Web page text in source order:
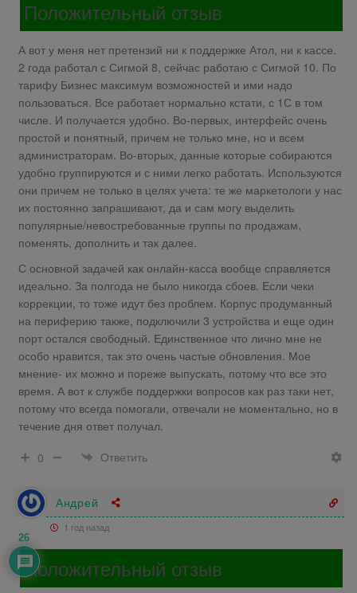
Положительный отзыв
А вот у меня нет претензий ни к поддержке Атол, ни к кассе.
2 года работал с Сигмой 8, сейчас работаю с Сигмой 10. По
тарифу Бизнес максимум возможностей и ими надо
пользоваться. Все работает нормально кстати, с 1С в том
числе. И получается удобно. Во-первых, интерфейс очень
простой и понятный, причем не только мне, но и всем
администраторам. Во-вторых, данные которые собираются
удобно группируются и с ними легко работать. Используются
они причем не только в целях учета: те же маркетологи у нас
их постоянно запрашивают, да и сам могу выделить
популярные/невостребованные группы по продажам,
поменять, дополнить и так далее.
С основной задачей как онлайн-касса вообще справляется
идеально. За полгода не было никогда сбоев. Если чеки
коррекции, то тоже идут без проблем. Корпус продуманный
на периферию также, подключили 3 устройства и еще один
порт остался свободный. Единственное что лично мне не
особо нравится, так это очень частые обновления. Мое
мнение- их можно и пореже выпускать, потому что все это
время. А вот к службе поддержки вопросов как раз таки нет,
потому что всегда помогали, отвечали не моментально, но в
течение дня ответ получал.
0
Ответить
Андрей
1 год назад
Положительный отзыв
26